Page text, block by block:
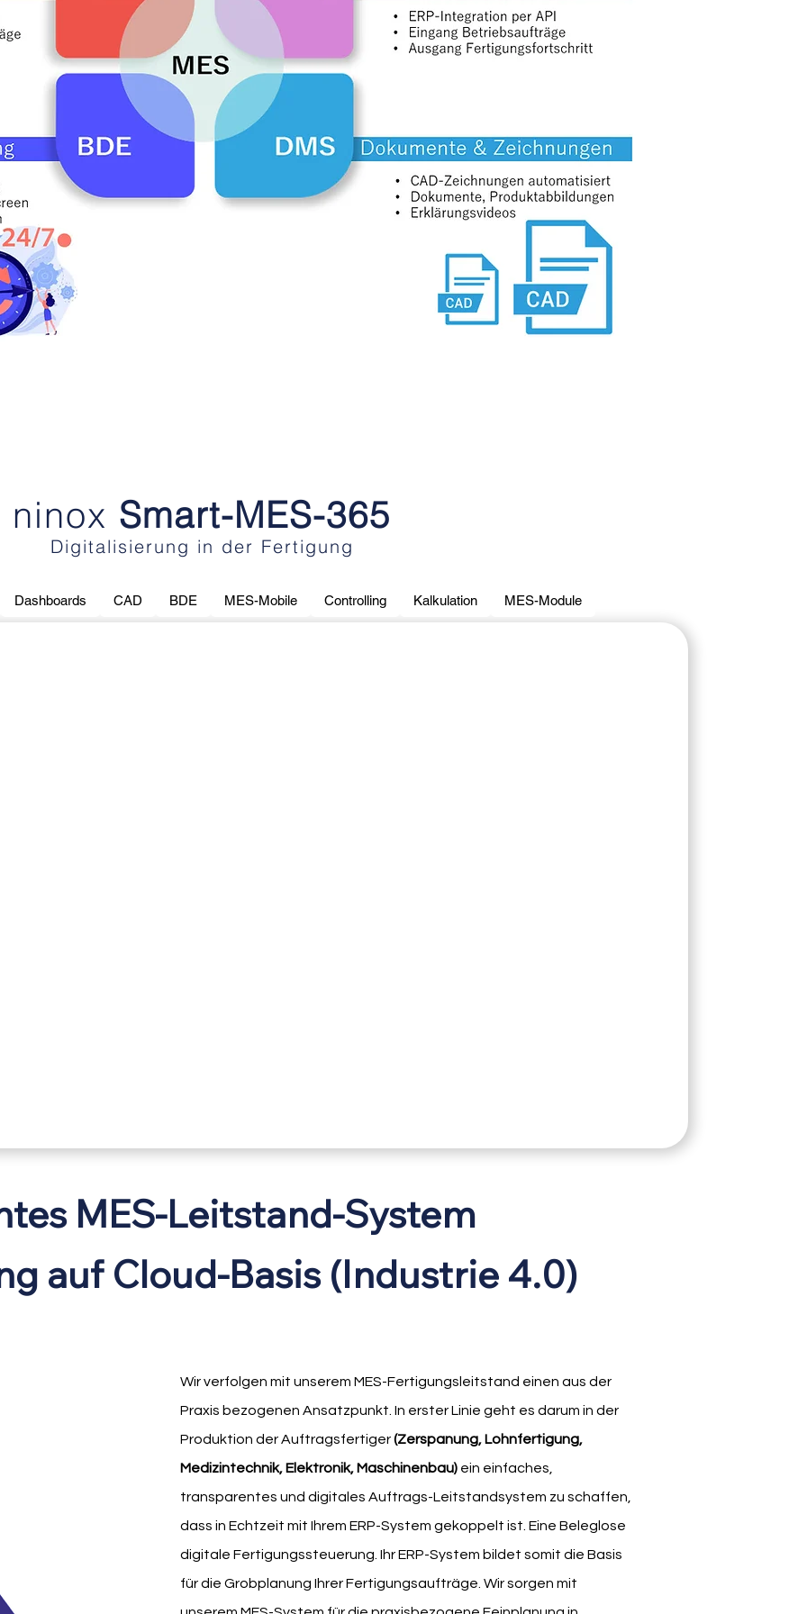
ninox Smart-MES-365
Digitalisierung in der Fertigung
Dashboards CAD BDE MES-Mobile Controlling Kalkulation MES-Module
MES-Leitstand-System
auf Cloud-Basis (Industrie 4.0)
Wir verfolgen mit unserem MES-Fertigungsleitstand einen aus der
Praxis bezogenen Ansatzpunkt. In erster Linie geht es darum in der
Produktion der Auftragsfertiger(Zerspanung, Lohnfertigung,
Medizintechnik, Elektronik, Maschinenbau) ein einfaches,
transparentes und digitales Auftrags-Leitstandsystem zu schaffen,
dass in Echtzeit mit Ihrem ERP-System gekoppelt ist. Eine Beleglose
digitale Fertigungssteuerung. Ihr ERP-System bildet somit die Basis
für die Grobplanung Ihrer Fertigungsaufträge. Wir sorgen mit